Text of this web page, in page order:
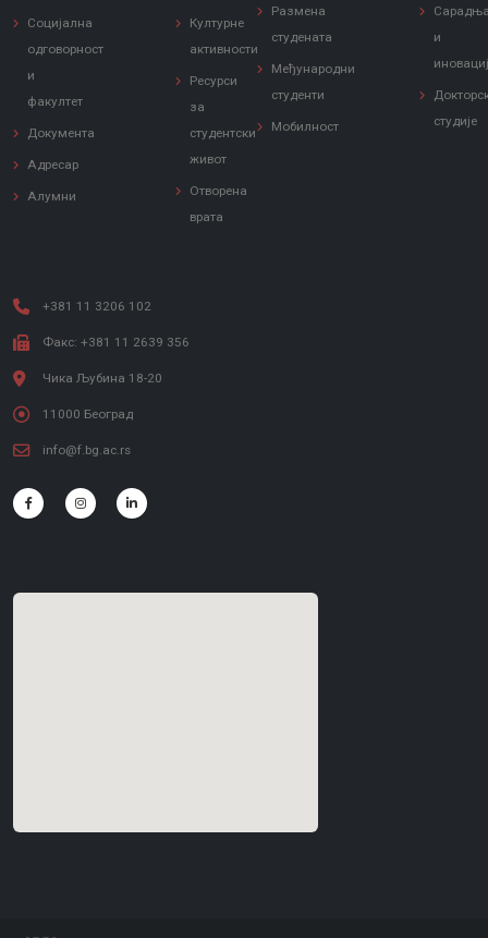
Социјална
одговорност
и
факултет
Документа
Адресар
Алумни
Културне
активности
Ресурси
за
студентски
живот
Отворена
врата
Размена
студената
Међународни
студенти
Мобилност
и
студије
+381 11 3206 102
Факс: +381 11 2639 356
Чика Љубина 18-20
11000 Београд
info@f.bg.ac.rs